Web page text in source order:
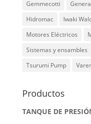
Gemmecotti
Hidromac
Iwaki
Motores Eléctricos
Sistemas y ensambles
Tsurumi Pump
Productos
TANQUE DE